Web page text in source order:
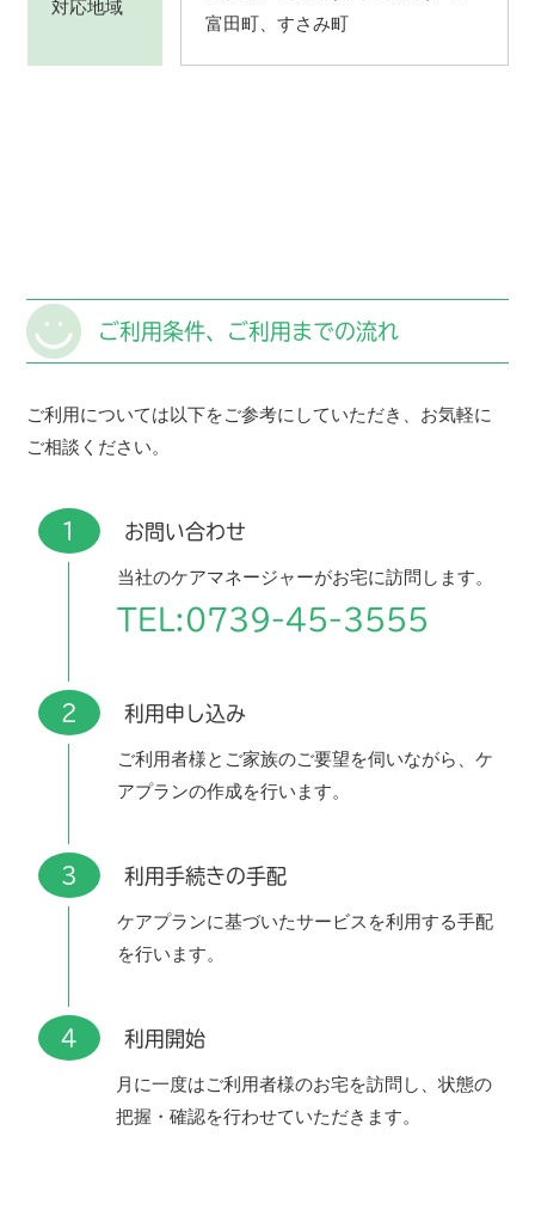
対応地域
富田町、すさみ町
ご利用条件、ご利用までの流れ
ご利用については以下をご参考にしていただき、お気軽に
ご相談ください。
1 お問い合わせ
当社のケアマネージャーがお宅に訪問します。
TEL:0739-45-3555
2 利用申し込み
ご利用者様とご家族のご要望を伺いながら、ケ
アプランの作成を行います。
3 利用手続きの手配
ケアプランに基づいたサービスを利用する手配
を行います。
4 利用開始
月に一度はご利用者様のお宅を訪問し、状態の
把握・確認を行わせていただきます。